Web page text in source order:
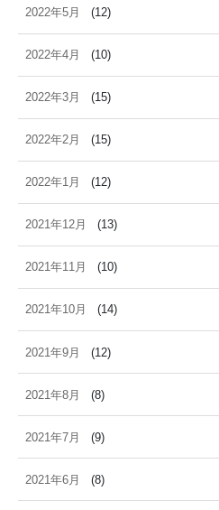
2022年5月 (12)
2022年4月 (10)
2022年3月 (15)
2022年2月 (15)
2022年1月 (12)
2021年12月 (13)
2021年11月 (10)
2021年10月 (14)
2021年9月 (12)
2021年8月 (8)
2021年7月 (9)
2021年6月 (8)